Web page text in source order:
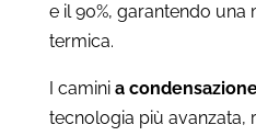
e il 90%, garantendo
termica.
I camini a
tecnologia più avanzata,